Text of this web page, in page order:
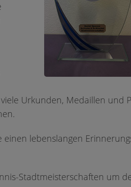
in der Saarlandstraße,
in unsererPraxisin der
Urkunden, Medaillen und
lebenslangen
Stadtmeisterschaften um